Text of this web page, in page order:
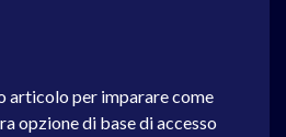
articolo per imparare come
opzione di base di accesso